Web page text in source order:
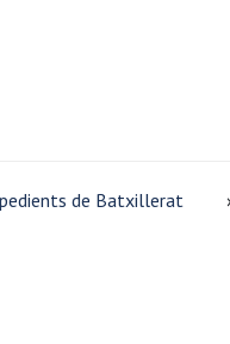
de Batxillerat